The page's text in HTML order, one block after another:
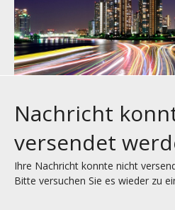
Telefonanlagen
Netzwerktechnik
Produkte
Unify ehem. Siemens TK-
OpenScape Business
Nachricht
versendet
Ihre Nachricht konnte nicht
Bitte versuchen Sie es wieder zu